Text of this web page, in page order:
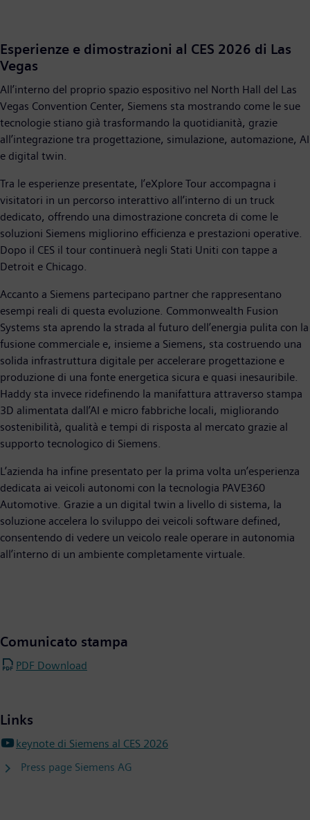
Esperienze e dimostrazioni al CES 2026 di Las
Vegas
All’interno del proprio spazio espositivo nel North Hall del Las
Vegas Convention Center, Siemens sta mostrando come le sue
tecnologie stiano già trasformando la quotidianità, grazie
all’integrazione tra progettazione, simulazione, automazione, AI
e digital twin.
Tra le esperienze presentate, l’eXplore Tour accompagna i
visitatori in un percorso interattivo all’interno di un truck
dedicato, offrendo una dimostrazione concreta di come le
soluzioni Siemens migliorino efficienza e prestazioni operative.
Dopo il CES il tour continuerà negli Stati Uniti con tappe a
Detroit e Chicago.
Accanto a Siemens partecipano partner che rappresentano
esempi reali di questa evoluzione. Commonwealth Fusion
Systems sta aprendo la strada al futuro dell’energia pulita con la
fusione commerciale e, insieme a Siemens, sta costruendo una
solida infrastruttura digitale per accelerare progettazione e
produzione di una fonte energetica sicura e quasi inesauribile.
Haddy sta invece ridefinendo la manifattura attraverso stampa
3D alimentata dall’AI e micro fabbriche locali, migliorando
sostenibilità, qualità e tempi di risposta al mercato grazie al
supporto tecnologico di Siemens.
L’azienda ha infine presentato per la prima volta un’esperienza
dedicata ai veicoli autonomi con la tecnologia PAVE360
Automotive. Grazie a un digital twin a livello di sistema, la
soluzione accelera lo sviluppo dei veicoli software defined,
consentendo di vedere un veicolo reale operare in autonomia
all’interno di un ambiente completamente virtuale.
Comunicato stampa
PDF Download
Links
keynote di Siemens al CES 2026
Press page Siemens AG